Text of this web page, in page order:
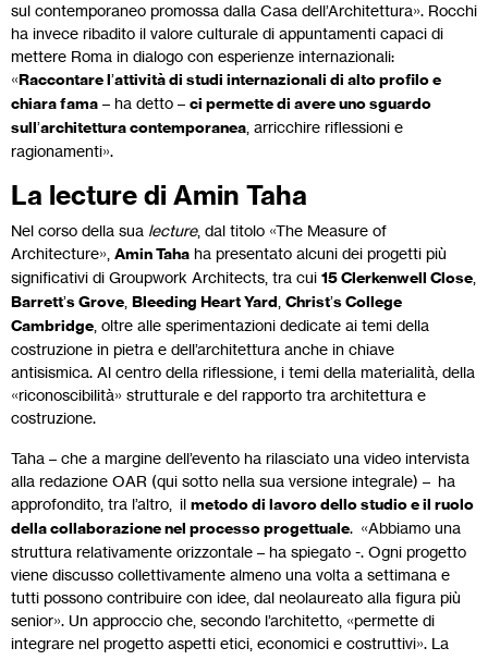
sul contemporaneo promossa dalla Casa dell’Architettura». Rocchi
ha invece ribadito il valore culturale di appuntamenti capaci di
mettere Roma in dialogo con esperienze internazionali:
«Raccontare l’attività di studi internazionali di alto profilo e
chiara fama – ha detto – ci permette di avere uno sguardo
sull’architettura contemporanea, arricchire riflessioni e
ragionamenti».
La lecture di Amin Taha
Nel corso della sua lecture, dal titolo «The Measure of
Architecture», Amin Taha ha presentato alcuni dei progetti più
significativi di Groupwork Architects, tra cui 15 Clerkenwell Close,
Barrett’s Grove, Bleeding Heart Yard, Christ’s College
Cambridge, oltre alle sperimentazioni dedicate ai temi della
costruzione in pietra e dell’architettura anche in chiave
antisismica. Al centro della riflessione, i temi della materialità, della
«riconoscibilità» strutturale e del rapporto tra architettura e
costruzione.
Taha – che a margine dell’evento ha rilasciato una video intervista
alla redazione OAR (qui sotto nella sua versione integrale) – ha
approfondito, tra l’altro, il metodo di lavoro dello studio e il ruolo
della collaborazione nel processo progettuale. «Abbiamo una
struttura relativamente orizzontale – ha spiegato -. Ogni progetto
viene discusso collettivamente almeno una volta a settimana e
tutti possono contribuire con idee, dal neolaureato alla figura più
senior». Un approccio che, secondo l’architetto, «permette di
integrare nel progetto aspetti etici, economici e costruttivi». La